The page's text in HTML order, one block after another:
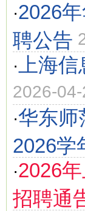
·2026
聘公告
·
上海
2026-
·华东师
2026学
·2026
招聘通